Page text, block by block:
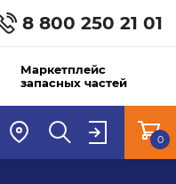
8 800 250 21 01
Маркетплейс
запасных частей
0